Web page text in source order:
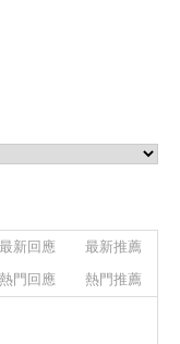
最新回應
最新推薦
熱門回應 熱門推薦